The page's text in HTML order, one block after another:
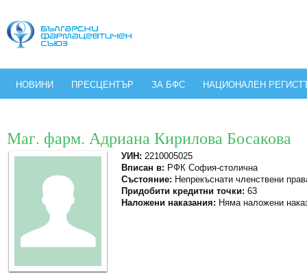
НОВИНИ ПРЕСЦЕНТЪР ЗА БФС НАЦИОНАЛЕН
Маг. фарм. Адриана Кирилова Босакова
УИН: 2210005025
Вписан в: РФК София-столична
Състояние: Непрекъснати членствени
Придобити кредитни точки: 63
Наложени наказания: Няма наложени